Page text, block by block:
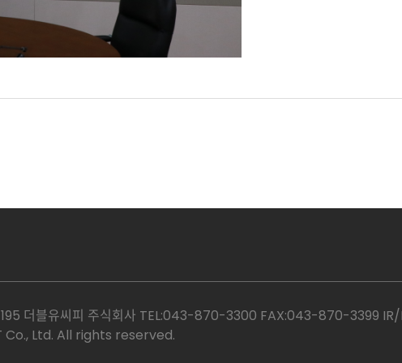
195 더블유씨피 주식회사 TEL:043-870-3300​ FAX:043-870-3399
Co., Ltd. All rights reserved.